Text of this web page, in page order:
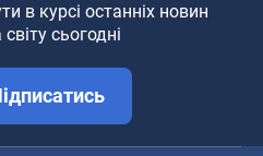
в курсі останніх новин
сьогодні